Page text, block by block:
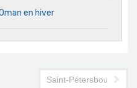
en hiver
» à la grotte de Postojna
Saint-Pétersbourg, un